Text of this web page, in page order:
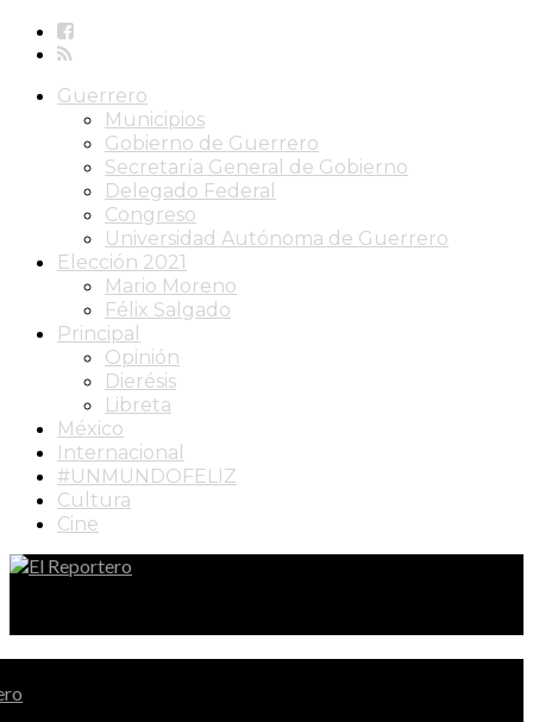
Guerrero
Municipios
Gobierno de Guerrero
Secretaría General de Gobierno
Delegado Federal
Congreso
Universidad Autónoma de Guerrero
Elección 2021
Mario Moreno
Félix Salgado
Principal
Opinión
Dierésis
Libreta
México
Internacional
#UNMUNDOFELIZ
Cultura
Cine